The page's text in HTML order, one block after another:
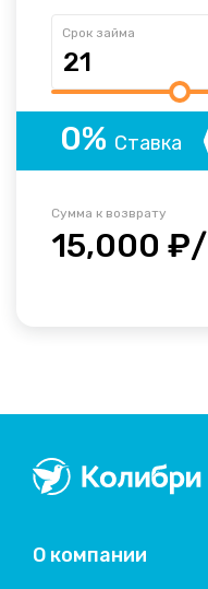
Срок займа
0% Ставка
Сумма к возврату
15,000 ₽/
О компании